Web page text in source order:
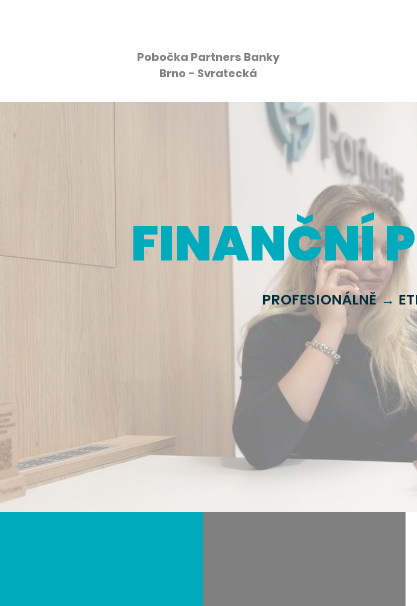
Pobočka Partners Banky
Brno - Svratecká
FINANČNÍ
PROFESIONÁLNĚ →